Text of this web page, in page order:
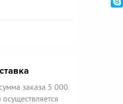
заказа 5 000